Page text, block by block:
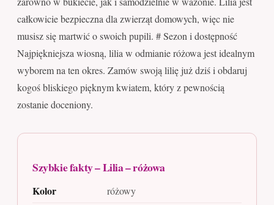
całkowicie bezpieczna dla zwierząt domowych, więc nie
musisz się martwić o swoich pupili. # Sezon i dostępność
Najpiękniejsza wiosną, lilia w odmianie różowa jest idealnym
wyborem na ten okres. Zamów swoją lilię już dziś i obdaruj
kogoś bliskiego pięknym kwiatem, który z pewnością
zostanie doceniony.
Szybkie fakty – Lilia – różowa
Kolor różowy